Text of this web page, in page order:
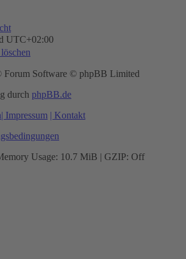
UTC+02:00
Forum Software © phpBB Limited
durch phpBB.de
| Impressum | Kontakt
Usage: 10.7 MiB | GZIP: Off